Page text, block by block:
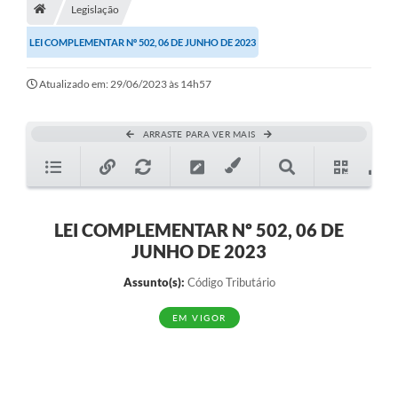
A História
Galeria de Fotos
Notícias
Arquivos para Download
Legislação
LEI COMPLEMENTAR Nº 502, 06 DE JUNHO DE 2023
Atualizado em: 29/06/2023 às 14h57
ARRASTE PARA VER MAIS
LEI COMPLEMENTAR Nº 502, 06 DE
JUNHO DE 2023
Assunto(s): Código Tributário
EM VIGOR